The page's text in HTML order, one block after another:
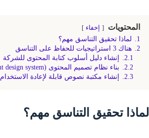
المحتويات إخفاء
1.
لماذا تحقيق التناسق مهم؟
2.
هناك 3 استراتيجيات للحفاظ على التناسق
2.1.
إنشاء دليل أسلوب كتابة المحتوى للشركة
2.2.
بناء نظام تصميم المحتوى (content design system)
2.3.
إنشاء مكتبة نصوص قابلة لإعادة الاستخدام
لماذا تحقيق التناسق مهم؟